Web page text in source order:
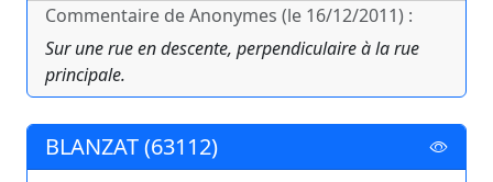
Commentaire de Anonymes (le 16/12/2011) :
Sur une rue en descente, perpendiculaire à la rue
principale.
BLANZAT (63112)